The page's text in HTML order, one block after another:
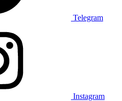
Telegram
Instagram